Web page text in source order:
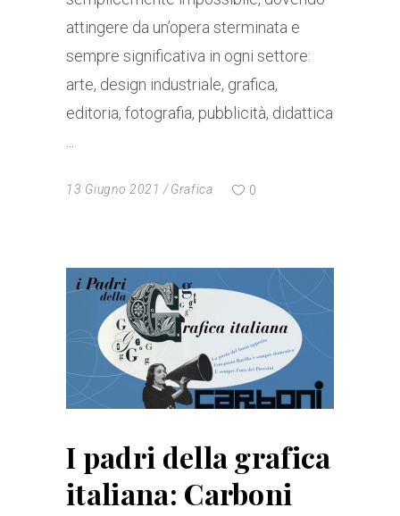
attingere da un’opera sterminata e
sempre significativa in ogni settore:
arte, design industriale, grafica,
editoria, fotografia, pubblicità, didattica
13 Giugno 2021 Grafica 0
I padri della grafica
italiana: Carboni